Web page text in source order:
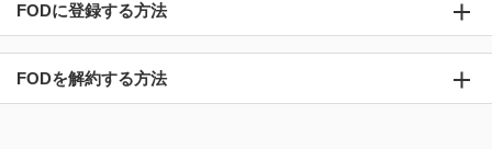
FODに登録する方法
FODを解約する方法